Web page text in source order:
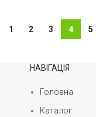
1 2 3 4 5
НАВІГАЦІЯ
Головна
Каталог